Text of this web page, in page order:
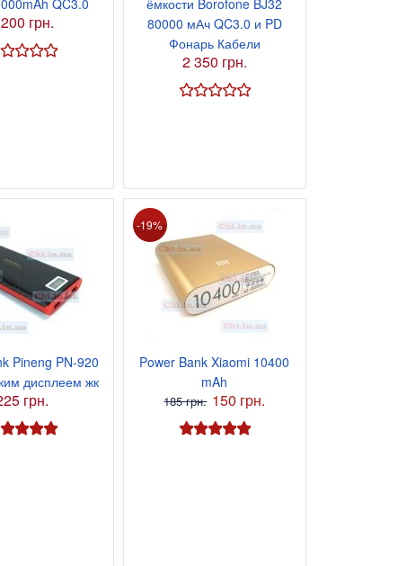
QC3.0
грн.
ёмкости Borofone BJ32
80000 мАч QC3.0 и PD
Фонарь Кабели
2 350 грн.
Pineng PN-920
дисплеем жк
грн.
-19%
Power Bank Xiaomi 10400
mAh
185 грн. 150 грн.